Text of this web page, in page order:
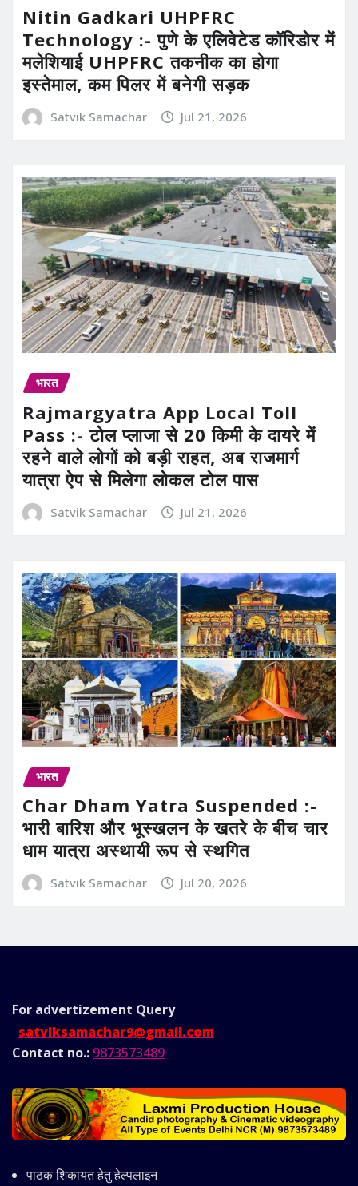
Nitin Gadkari UHPFRC
Technology :- पुणे के एलिवेटेड कॉरिडोर में
मलेशियाई UHPFRC तकनीक का होगा
इस्तेमाल, कम पिलर में बनेगी सड़क
Satvik Samachar Jul 21, 2026
भारत
Rajmargyatra App Local Toll
Pass :- टोल प्लाजा से 20 किमी के दायरे में
रहने वाले लोगों को बड़ी राहत, अब राजमार्ग
यात्रा ऐप से मिलेगा लोकल टोल पास
Satvik Samachar Jul 21, 2026
भारत
Char Dham Yatra Suspended :-
भारी बारिश और भूस्खलन के खतरे के बीच चार
धाम यात्रा अस्थायी रूप से स्थगित
Satvik Samachar Jul 20, 2026
For advertizement Query
satviksamachar9@gmail.com
Contact no.: 9873573489
पाठक शिकायत हेतु हेल्पलाइन